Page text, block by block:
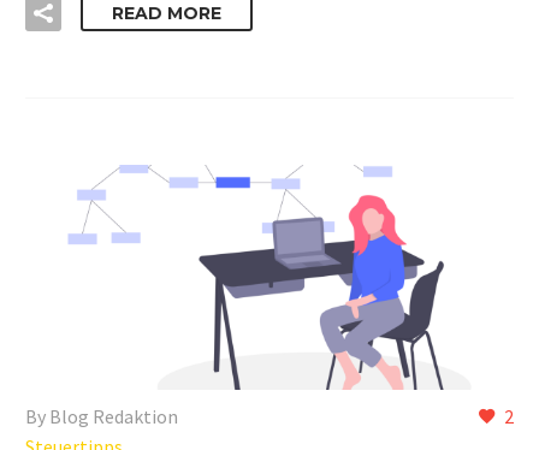
READ MORE
2
By Blog Redaktion